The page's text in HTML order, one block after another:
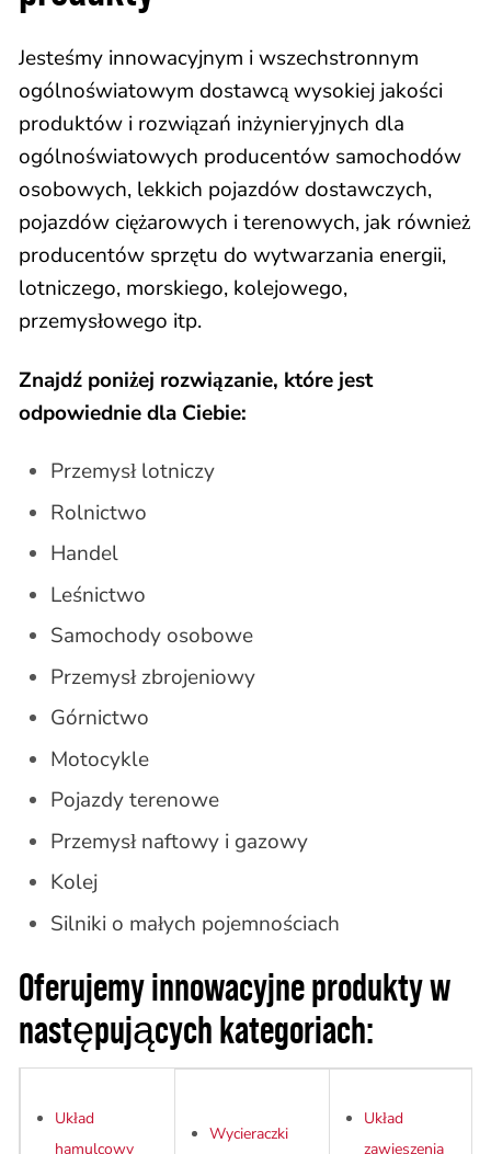
Jesteśmy innowacyjnym i wszechstronnym
ogólnoświatowym dostawcą wysokiej jakości
produktów i rozwiązań inżynieryjnych dla
ogólnoświatowych producentów samochodów
osobowych, lekkich pojazdów dostawczych,
pojazdów ciężarowych i terenowych, jak również
producentów sprzętu do wytwarzania energii,
lotniczego, morskiego, kolejowego,
przemysłowego itp.
Znajdź poniżej rozwiązanie, które jest
odpowiednie dla Ciebie:
Przemysł lotniczy
Rolnictwo
Handel
Leśnictwo
Samochody osobowe
Przemysł zbrojeniowy
Górnictwo
Motocykle
Pojazdy terenowe
Przemysł naftowy i gazowy
Kolej
Silniki o małych pojemnościach
Oferujemy innowacyjne produkty w
następujących kategoriach:
Układ
hamulcowy
Wycieraczki
Układ
zawieszenia